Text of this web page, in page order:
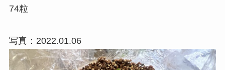
74粒
写真：2022.01.06